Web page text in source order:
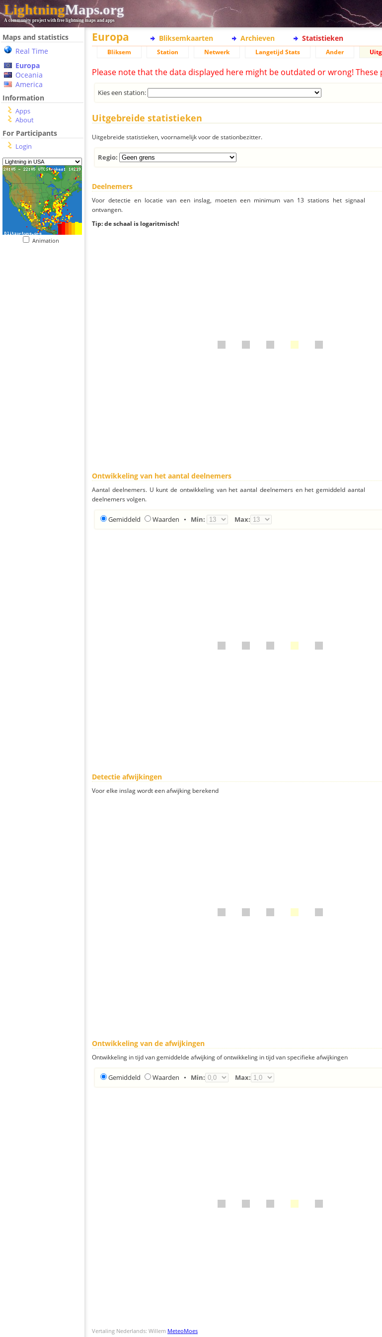
LightningMaps.org
A community project with free lightning maps and apps
Maps and statistics
Real Time
Europa
Oceania
America
Information
Apps
About
For Participants
Login
Animation
Europa Bliksemkaarten Archieven Statistieken
Bliksem Station Netwerk Langetijd Stats Ander
Please note that the data displayed here might be outdated or wrong!
Kies een station:
Uitgebreide statistieken
Uitgebreide statistieken, voornamelijk voor de stationbezitter.
Regio:
Deelnemers
Voor detectie en locatie van een inslag, moeten een minimum van 13 stations het signaal
ontvangen.
Tip: de schaal is logaritmisch!
Ontwikkeling van het aantal deelnemers
Aantal deelnemers. U kunt de ontwikkeling van het aantal deelnemers en het gemiddeld aantal
deelnemers volgen.
Gemiddeld Waarden • Min: Max:
Detectie afwijkingen
Voor elke inslag wordt een afwijking berekend
Ontwikkeling van de afwijkingen
Ontwikkeling in tijd van gemiddelde afwijking of ontwikkeling in tijd van specifieke afwijkingen
Gemiddeld Waarden • Min: Max:
Vertaling Nederlands: Willem MeteoMoes